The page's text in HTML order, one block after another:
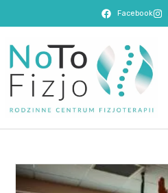
Facebook